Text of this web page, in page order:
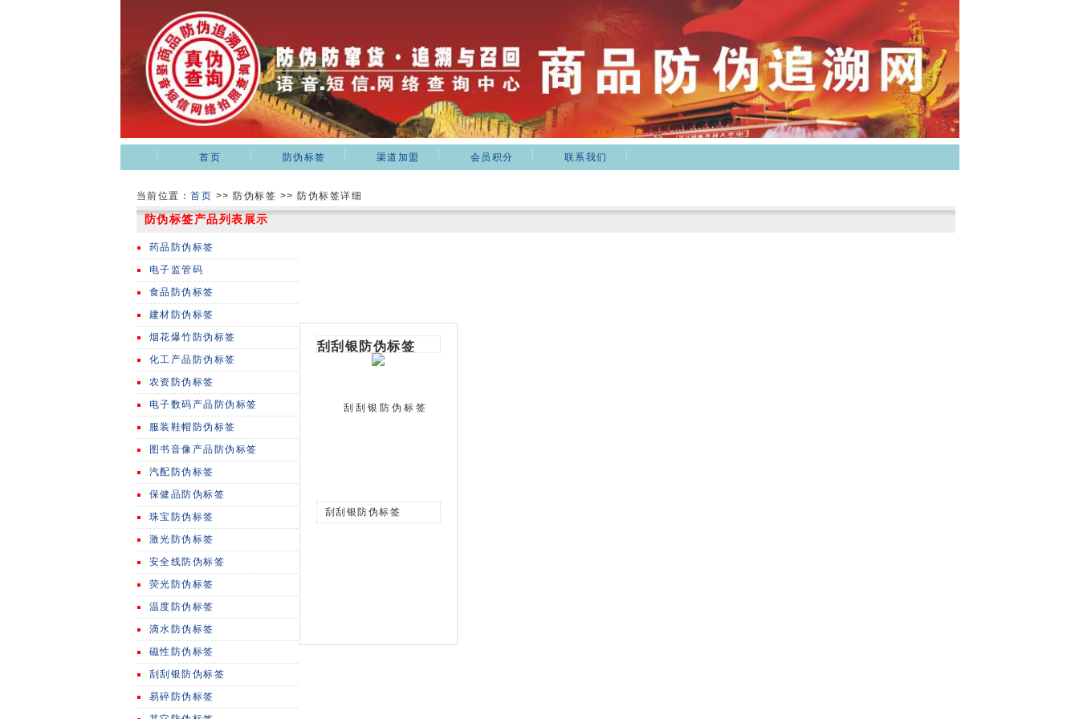
首页 防伪标签 渠道加盟 会员积分 联系我们
当前位置： 首页 >> 防伪标签 >> 防伪标签详细
防伪标签产品列表展示
药品防伪标签
电子监管码
食品防伪标签
建材防伪标签
烟花爆竹防伪标签
化工产品防伪标签
农资防伪标签
电子数码产品防伪标签
服装鞋帽防伪标签
图书音像产品防伪标签
汽配防伪标签
保健品防伪标签
珠宝防伪标签
激光防伪标签
安全线防伪标签
荧光防伪标签
温度防伪标签
滴水防伪标签
磁性防伪标签
刮刮银防伪标签
易碎防伪标签
刮刮银防伪标签
刮刮银防伪标签
刮刮银防伪标签